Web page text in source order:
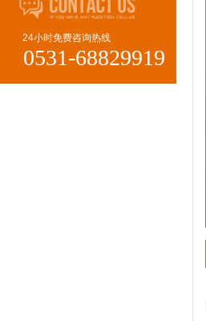
24小时免费咨询热线
0531-68829919